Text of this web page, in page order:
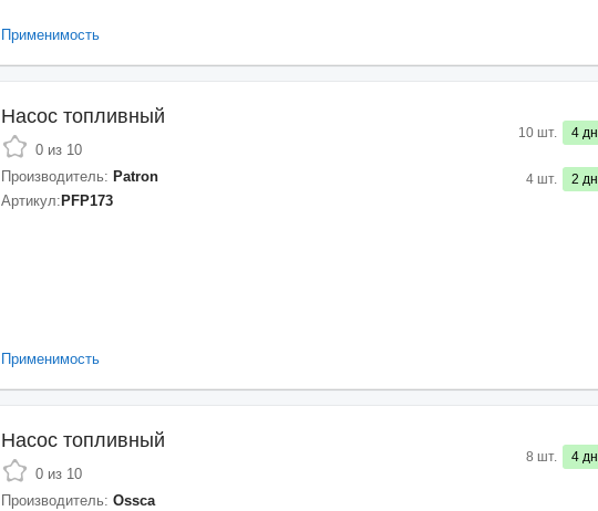
Применимость
Насос топливный
0 из 10
Производитель: Patron
Артикул: PFP173
10 шт. 4 дн
4 шт. 2 дн
Применимость
Насос топливный
0 из 10
Производитель: Ossca
8 шт. 4 дн